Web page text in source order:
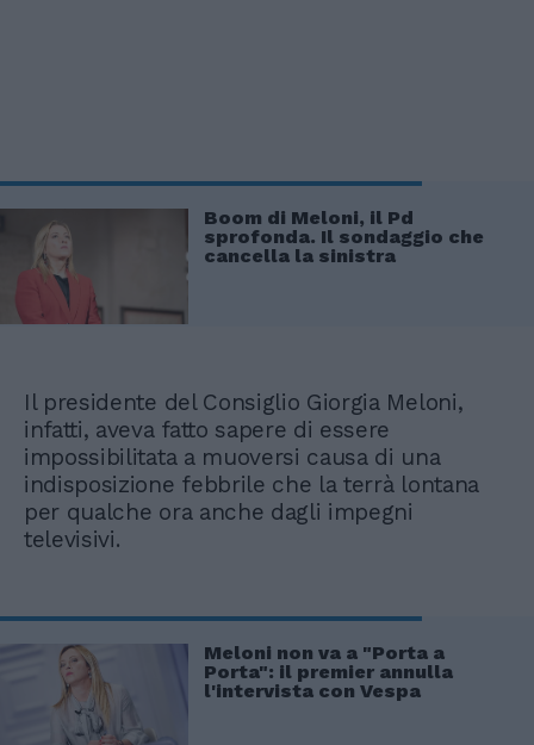
Boom di Meloni, il Pd
sprofonda. Il sondaggio che
cancella la sinistra
Il presidente del Consiglio Giorgia Meloni,
infatti, aveva fatto sapere di essere
impossibilitata a muoversi causa di una
indisposizione febbrile che la terrà lontana
per qualche ora anche dagli impegni
televisivi.
Meloni non va a "Porta a
Porta": il premier annulla
l'intervista con Vespa